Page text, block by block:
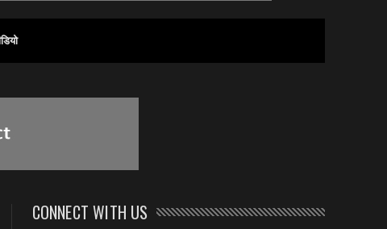
CONNECT WITH US